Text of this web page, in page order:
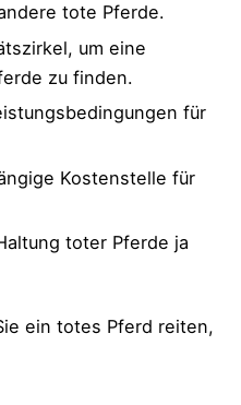
tote Pferde.
um eine
zu finden.
für
Kostenstelle für
toter Pferde ja
ein totes Pferd reiten,